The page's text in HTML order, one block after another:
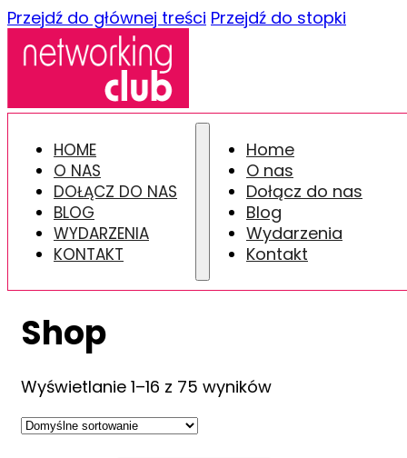
Przejdź do głównej treści Przejdź do stopki
HOME
O NAS
DOŁĄCZ DO NAS
BLOG
WYDARZENIA
KONTAKT
Home
O nas
Dołącz do nas
Blog
Wydarzenia
Kontakt
Shop
Wyświetlanie 1–16 z 75 wyników